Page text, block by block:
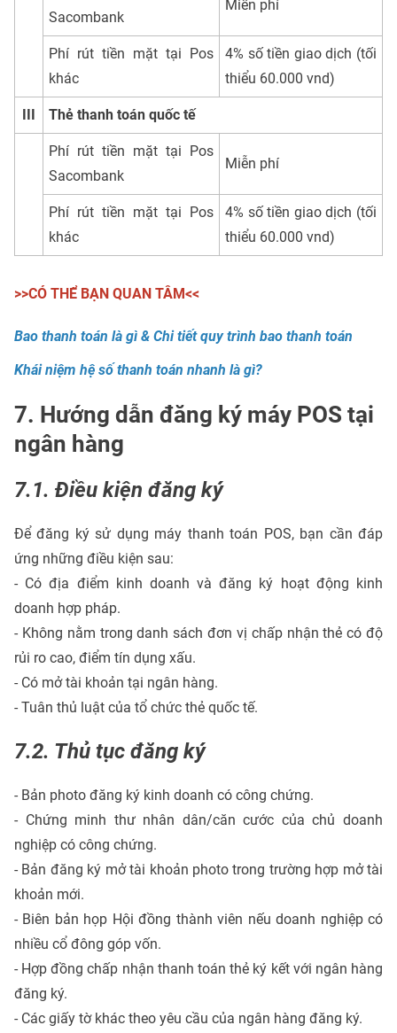
Sacombank
Miễn phí
Phí rút tiền mặt tại Pos
khác
4% số tiền giao dịch (tối
thiểu 60.000 vnd)
III Thẻ thanh toán quốc tế
Phí rút tiền mặt tại Pos
Sacombank
Miễn phí
Phí rút tiền mặt tại Pos
khác
4% số tiền giao dịch (tối
thiểu 60.000 vnd)
>>CÓ THỂ BẠN QUAN TÂM<<
Bao thanh toán là gì & Chi tiết quy trình bao thanh toán
Khái niệm hệ số thanh toán nhanh là gì?
7. Hướng dẫn đăng ký máy POS tại
ngân hàng
7.1. Điều kiện đăng ký
Để đăng ký sử dụng máy thanh toán POS, bạn cần đáp
ứng những điều kiện sau:
- Có địa điểm kinh doanh và đăng ký hoạt động kinh
doanh hợp pháp.
- Không nằm trong danh sách đơn vị chấp nhận thẻ có độ
rủi ro cao, điểm tín dụng xấu.
- Có mở tài khoản tại ngân hàng.
- Tuân thủ luật của tổ chức thẻ quốc tế.
7.2. Thủ tục đăng ký
- Bản photo đăng ký kinh doanh có công chứng.
- Chứng minh thư nhân dân/căn cước của chủ doanh
nghiệp có công chứng.
- Bản đăng ký mở tài khoản photo trong trường hợp mở tài
khoản mới.
- Biên bản họp Hội đồng thành viên nếu doanh nghiệp có
nhiều cổ đông góp vốn.
- Hợp đồng chấp nhận thanh toán thẻ ký kết với ngân hàng
đăng ký.
- Các giấy tờ khác theo yêu cầu của ngân hàng đăng ký.